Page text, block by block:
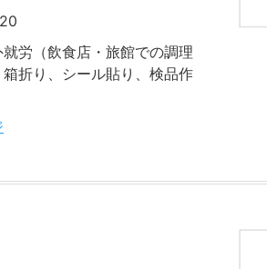
労（飲食店・旅館での調理
折り、シール貼り、検品作